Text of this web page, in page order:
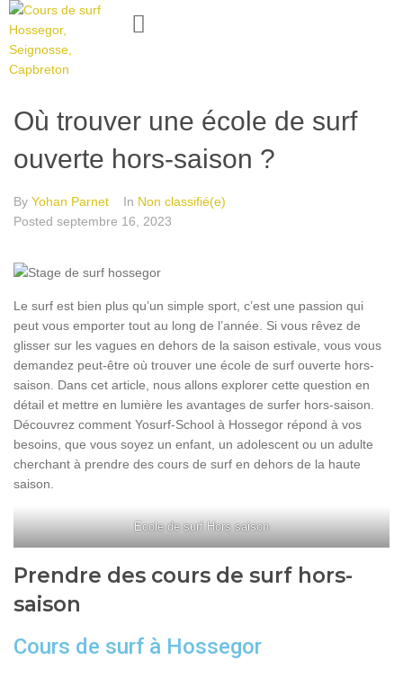
Où trouver une école de surf
ouverte hors-saison ?
By Yohan Parnet In Non classifié(e)
Posted septembre 16, 2023
Le surf est bien plus qu’un simple sport, c’est une passion qui
peut vous emporter tout au long de l’année. Si vous rêvez de
glisser sur les vagues en dehors de la saison estivale, vous vous
demandez peut-être où trouver une école de surf ouverte hors-
saison. Dans cet article, nous allons explorer cette question en
détail et mettre en lumière les avantages de surfer hors-saison.
Découvrez comment Yosurf-School à Hossegor répond à vos
besoins, que vous soyez un enfant, un adolescent ou un adulte
cherchant à prendre des cours de surf en dehors de la haute
saison.
Ecole de surf Hors saison
Prendre des cours de surf hors-
saison
Cours de surf à Hossegor